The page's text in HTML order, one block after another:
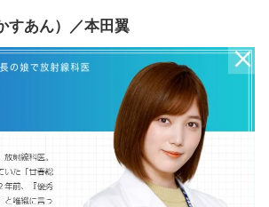
あん） ／本田翼